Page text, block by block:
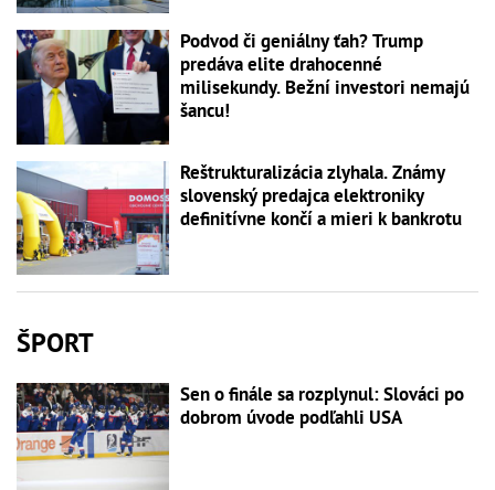
Podvod či geniálny ťah? Trump
predáva elite drahocenné
milisekundy. Bežní investori nemajú
šancu!
Reštrukturalizácia zlyhala. Známy
slovenský predajca elektroniky
definitívne končí a mieri k bankrotu
ŠPORT
Sen o finále sa rozplynul: Slováci po
dobrom úvode podľahli USA